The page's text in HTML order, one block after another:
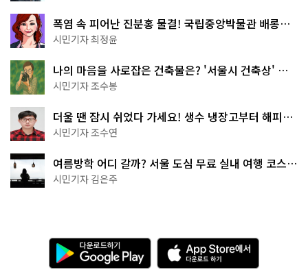
폭염 속 피어난 진분홍 물결! 국립중앙박물관 배롱나
무 명소
시민기자 최정윤
나의 마음을 사로잡은 건축물은? '서울시 건축상' 수
상작 공개!
시민기자 조수봉
더울 땐 잠시 쉬었다 가세요! 생수 냉장고부터 해피소
·무더위쉼터까지
시민기자 조수연
여름방학 어디 갈까? 서울 도심 무료 실내 여행 코스
추천
시민기자 김은주
다
운
로
A
p
p